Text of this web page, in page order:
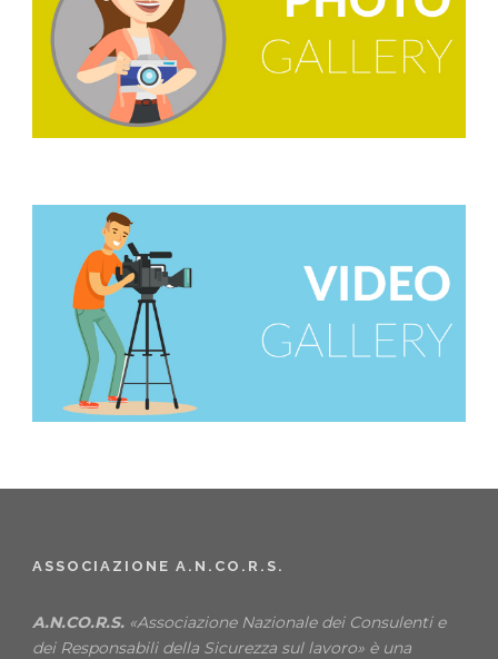
ASSOCIAZIONE A.N.CO.R.S.
A.N.CO.R.S. «Associazione Nazionale dei Consulenti e
dei Responsabili della Sicurezza sul lavoro» è una